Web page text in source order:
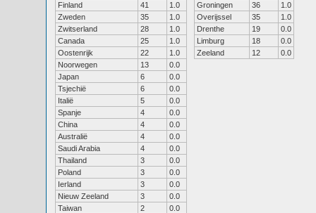
Finland
41
1.0
Zweden
35
1.0
Zwitserland
28
1.0
Canada
25
1.0
Oostenrijk
22
1.0
Noorwegen
13
0.0
Japan
6
0.0
Tsjechië
6
0.0
Italië
5
0.0
Spanje
4
0.0
China
4
0.0
Australië
4
0.0
Saudi Arabia
4
0.0
Thailand
3
0.0
Poland
3
0.0
Ierland
3
0.0
Nieuw Zeeland
3
0.0
Taiwan
2
0.0
Groningen
36
1.0
Overijssel
35
1.0
Drenthe
19
0.0
Limburg
18
0.0
Zeeland
12 0.0